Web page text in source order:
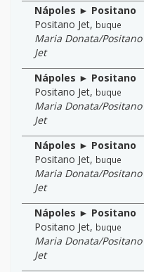
Nápoles ► Positano
Positano Jet, buque
Maria Donata/Positano
Jet
Nápoles ► Positano
Positano Jet, buque
Maria Donata/Positano
Jet
Nápoles ► Positano
Positano Jet, buque
Maria Donata/Positano
Jet
Nápoles ► Positano
Positano Jet, buque
Maria Donata/Positano
Jet